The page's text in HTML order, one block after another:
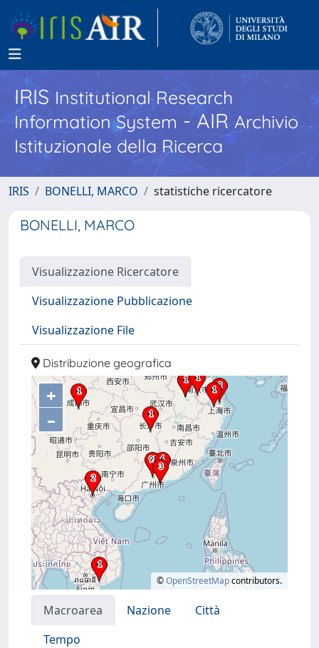
IRISInstitutional Research
Information System - AIR Archivio
Istituzionale della Ricerca
IRIS BONELLI, MARCO statistiche ricercatore
BONELLI, MARCO
Visualizzazione Ricercatore
Visualizzazione Pubblicazione
Visualizzazione File
Distribuzione geografica
+
–
©OpenStreetMapcontributors.
Macroarea Nazione
Città
Tempo